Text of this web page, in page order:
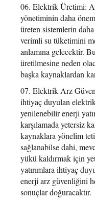
Elektrik Üretimi:
yönetiminin daha
üreten sistemlerin
verimli su tüketimini
anlamına gelecektir.
üretilmesine neden
başka kaynaklardan
Elektrik Arz
ihtiyaç duyulan
yenilenebilir enerji
karşılamada yetersiz
kaynaklara yönelim
sağlanabilse dahi,
yükü kaldırmak için
yatırımlara ihtiyaç
enerji arz güvenliğini
sonuçlar doğuracaktır.